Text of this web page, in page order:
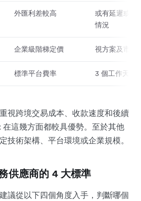
外匯利差較高
或有延遲或保
情況
企業級階梯定價 視方案及市場
標準平台費率 3 個工作天以
視跨境交易成本、收款速度和後續
這幾方面都較具優勢。至於其他
技術架構、平台環境或企業規模。
供應商的 4 大標準
議從以下四個角度入手，判斷哪個